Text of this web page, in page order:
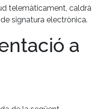
telemàticament, caldrà
signatura electrònica.
a